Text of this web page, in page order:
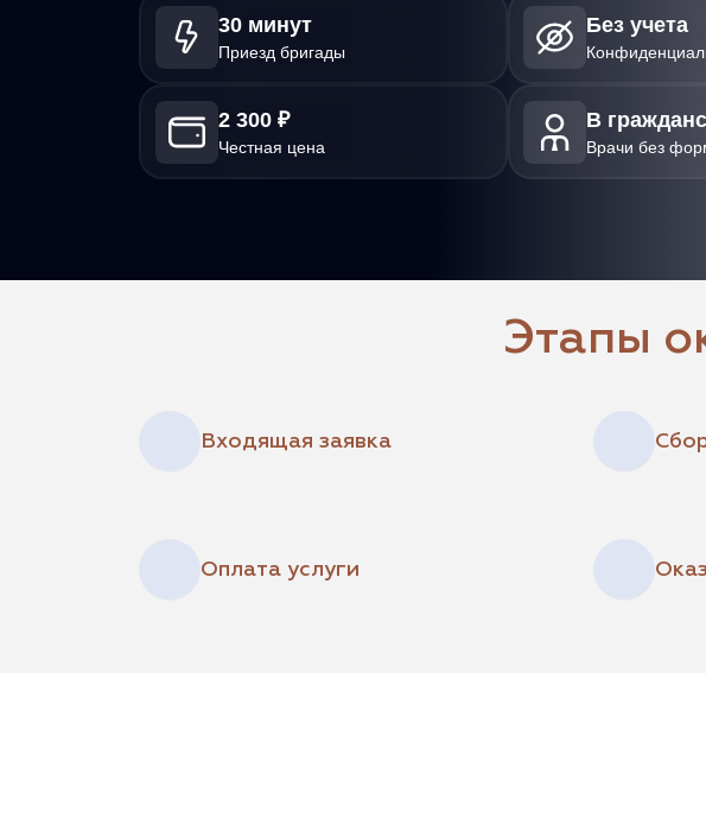
30 минут
Приезд бригады
Без учета
2 300 ₽
Честная цена
В
Врачи без
Этапы
Входящая заявка
Оплата услуги